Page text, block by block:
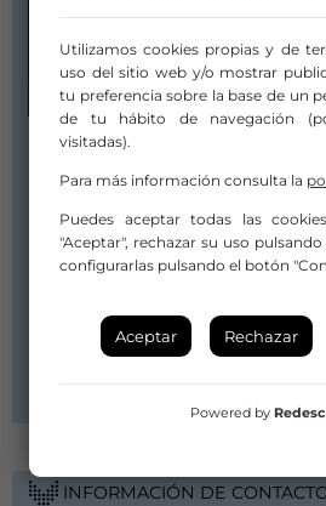
COMPAÑÍA
NÚRIA CRESPO
08004 Barcelona
Barcelona
INFORMACIÓN DE
Utilizamos cookies propias y de
uso del sitio web y/o mostrar
tu preferencia sobre la base de un
de tu hábito de navegación
visitadas).
Para más información consulta la
Puedes aceptar todas las
"Aceptar", rechazar su uso
configurarlas pulsando el botón
Aceptar Rechazar
Powered by